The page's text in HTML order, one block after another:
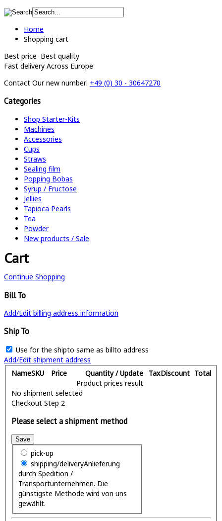
Home
Shopping cart
Best price Best quality
Fast delivery Across Europe
Contact Our new number: +49 (0) 30 - 30647270
Categories
Shop Starter-Kits
Machines
Accessories
Cups
Straws
Sealing film
Popping Bobas
Syrup / Fructose
Jellies
Tapioca Pearls
Tea
Powder
New products / Sale
Cart
Continue Shopping
Bill To
Add/Edit billing address information
Ship To
Use for the shipto same as billto address
Add/Edit shipment address
NameSKU Price Quantity / Update TaxDiscount Total
Product prices result
No shipment selected
Checkout Step 2
Please select a shipment method
Save
pick-up
shipping/deliveryAnlieferung
durch Spedition /
Transportunternehmen. Die
günstigste Methode wird von uns
gewählt.